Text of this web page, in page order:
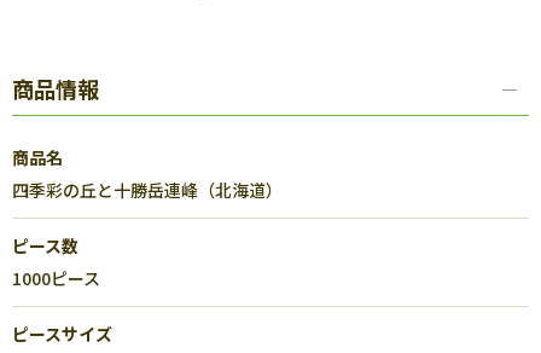
商品情報
商品名
四季彩の丘と十勝岳連峰（北海道）
ピース数
1000ピース
ピースサイズ